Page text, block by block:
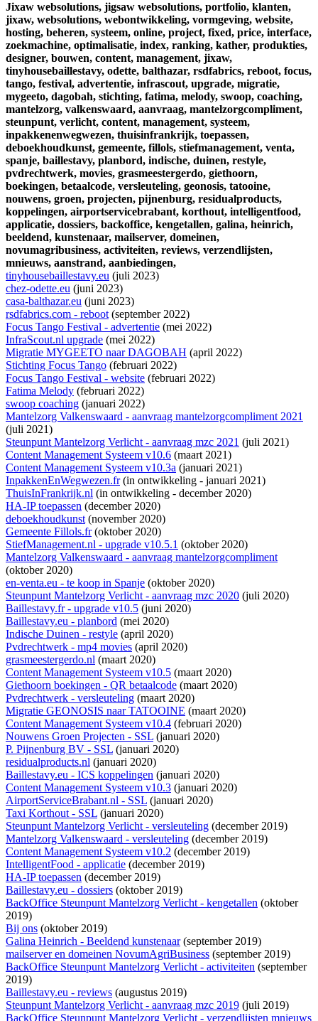
Jixaw websolutions, jigsaw websolutions, portfolio, klanten,
jixaw, websolutions, webontwikkeling, vormgeving, website,
hosting, beheren, systeem, online, project, fixed, price, interface,
zoekmachine, optimalisatie, index, ranking, kather, produkties,
designer, bouwen, content, management, jixaw,
tinyhousebaillestavy, odette, balthazar, rsdfabrics, reboot, focus,
tango, festival, advertentie, infrascout, upgrade, migratie,
mygeeto, dagobah, stichting, fatima, melody, swoop, coaching,
mantelzorg, valkenswaard, aanvraag, mantelzorgcompliment,
steunpunt, verlicht, content, management, systeem,
inpakkenenwegwezen, thuisinfrankrijk, toepassen,
deboekhoudkunst, gemeente, fillols, stiefmanagement, venta,
spanje, baillestavy, planbord, indische, duinen, restyle,
pvdrechtwerk, movies, grasmeestergerdo, giethoorn,
boekingen, betaalcode, versleuteling, geonosis, tatooine,
nouwens, groen, projecten, pijnenburg, residualproducts,
koppelingen, airportservicebrabant, korthout, intelligentfood,
applicatie, dossiers, backoffice, kengetallen, galina, heinrich,
beeldend, kunstenaar, mailserver, domeinen,
novumagribusiness, activiteiten, reviews, verzendlijsten,
mnieuws, aanstrand, aanbiedingen,
tinyhousebaillestavy.eu (juli 2023)
chez-odette.eu (juni 2023)
casa-balthazar.eu (juni 2023)
rsdfabrics.com - reboot(september 2022)
Focus Tango Festival - advertentie (mei 2022)
InfraScout.nl upgrade (mei 2022)
Migratie MYGEETO naar DAGOBAH (april 2022)
Stichting Focus Tango (februari 2022)
Focus Tango Festival - website (februari 2022)
Fatima Melody (februari 2022)
swoop coaching (januari 2022)
Mantelzorg Valkenswaard - aanvraag mantelzorgcompliment 2021
(juli 2021)
Steunpunt Mantelzorg Verlicht - aanvraag mzc 2021 (juli 2021)
Content Management Systeem v10.6 (maart 2021)
Content Management Systeem v10.3a (januari 2021)
InpakkenEnWegwezen.fr(in ontwikkeling - januari 2021)
ThuisInFrankrijk.nl (in ontwikkeling - december 2020)
HA-IP toepassen (december 2020)
deboekhoudkunst(november 2020)
Gemeente Fillols.fr(oktober 2020)
StiefManagement.nl - upgrade v10.5.1 (oktober 2020)
Mantelzorg Valkenswaard - aanvraag mantelzorgcompliment
(oktober 2020)
en-venta.eu - te koop in Spanje (oktober 2020)
Steunpunt Mantelzorg Verlicht - aanvraag mzc 2020 (juli 2020)
Baillestavy.fr - upgrade v10.5 (juni 2020)
Baillestavy.eu - planbord (mei 2020)
Indische Duinen - restyle (april 2020)
Pvdrechtwerk - mp4 movies (april 2020)
grasmeestergerdo.nl (maart 2020)
Content Management Systeem v10.5 (maart 2020)
Giethoorn boekingen - QR betaalcode (maart 2020)
Pvdrechtwerk - versleuteling (maart 2020)
Migratie GEONOSIS naar TATOOINE (maart 2020)
Content Management Systeem v10.4 (februari 2020)
Nouwens Groen Projecten - SSL (januari 2020)
P. Pijnenburg BV - SSL (januari 2020)
residualproducts.nl (januari 2020)
Baillestavy.eu - ICS koppelingen (januari 2020)
Content Management Systeem v10.3 (januari 2020)
AirportServiceBrabant.nl - SSL (januari 2020)
Taxi Korthout - SSL (januari 2020)
Steunpunt Mantelzorg Verlicht - versleuteling (december 2019)
Mantelzorg Valkenswaard - versleuteling (december 2019)
Content Management Systeem v10.2 (december 2019)
IntelligentFood - applicatie (december 2019)
HA-IP toepassen (december 2019)
Baillestavy.eu - dossiers (oktober 2019)
BackOffice Steunpunt Mantelzorg Verlicht - kengetallen (oktober
2019)
Bij ons (oktober 2019)
Galina Heinrich - Beeldend kunstenaar(september 2019)
mailserver en domeinen NovumAgriBusiness (september 2019)
BackOffice Steunpunt Mantelzorg Verlicht - activiteiten (september
2019)
Baillestavy.eu - reviews (augustus 2019)
Steunpunt Mantelzorg Verlicht - aanvraag mzc 2019 (juli 2019)
BackOffice Steunpunt Mantelzorg Verlicht - verzendlijsten mnieuws